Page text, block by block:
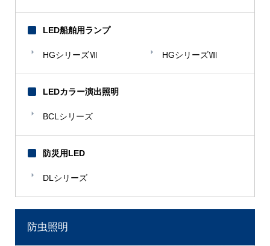
LED船舶用ランプ
HGシリーズⅦ HGシリーズⅧ
LEDカラー演出照明
BCLシリーズ
防災用LED
DLシリーズ
防虫照明